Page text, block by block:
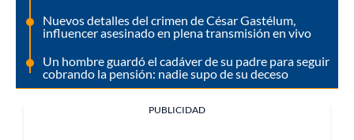
Nuevos detalles del crimen de César Gastélum,
influencer asesinado en plena transmisión en vivo
Un hombre guardó el cadáver de su padre para seguir
cobrando la pensión: nadie supo de su deceso
PUBLICIDAD